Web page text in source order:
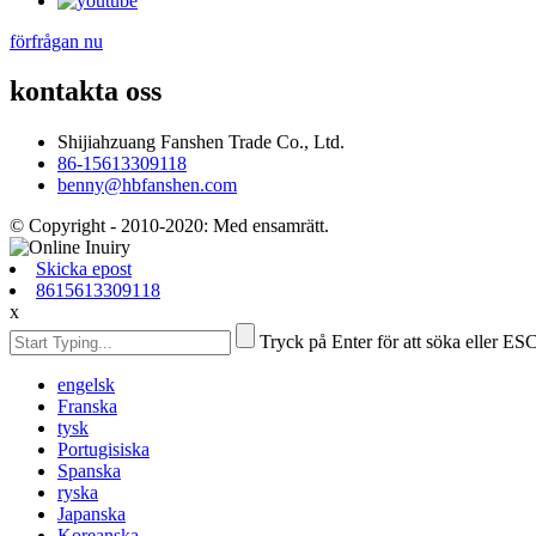
förfrågan nu
kontakta oss
Shijiahzuang Fanshen Trade Co., Ltd.
86-15613309118
benny@hbfanshen.com
© Copyright - 2010-2020: Med ensamrätt.
Skicka epost
8615613309118
x
Tryck på Enter för att söka eller
engelsk
Franska
tysk
Portugisiska
Spanska
ryska
Japanska